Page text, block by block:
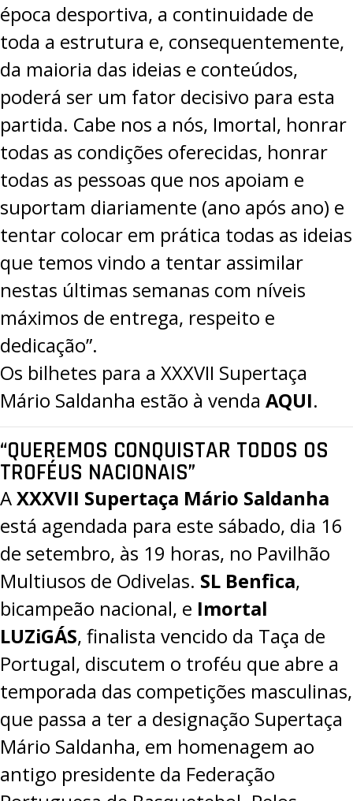
época desportiva, a continuidade de
toda a estrutura e, consequentemente,
da maioria das ideias e conteúdos,
poderá ser um fator decisivo para esta
partida. Cabe nos a nós, Imortal, honrar
todas as condições oferecidas, honrar
todas as pessoas que nos apoiam e
suportam diariamente (ano após ano) e
tentar colocar em prática todas as ideias
que temos vindo a tentar assimilar
nestas últimas semanas com níveis
máximos de entrega, respeito e
dedicação”.
Os bilhetes para a XXXVII Supertaça
Mário Saldanha estão à venda AQUI.
“QUEREMOS CONQUISTAR TODOS OS
TROFÉUS NACIONAIS”
AXXXVII Supertaça Mário Saldanha
está agendada para este sábado, dia 16
de setembro, às 19 horas, no Pavilhão
Multiusos de Odivelas. SL Benfica,
bicampeão nacional, e Imortal
LUZiGÁS, finalista vencido da Taça de
Portugal, discutem o troféu que abre a
temporada das competições masculinas,
que passa a ter a designação Supertaça
Mário Saldanha, em homenagem ao
antigo presidente da Federação